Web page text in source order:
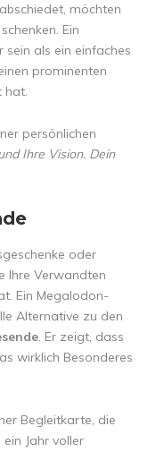
möchten
schenken. Ein
als ein einfaches
prominenten
hat.
persönlichen
Ihre Vision. Dein
oder
Ihre Verwandten
Ein Megalodon-
Alternative zu den
. Er zeigt, dass
wirklich Besonderes
Begleitkarte, die
Jahr voller